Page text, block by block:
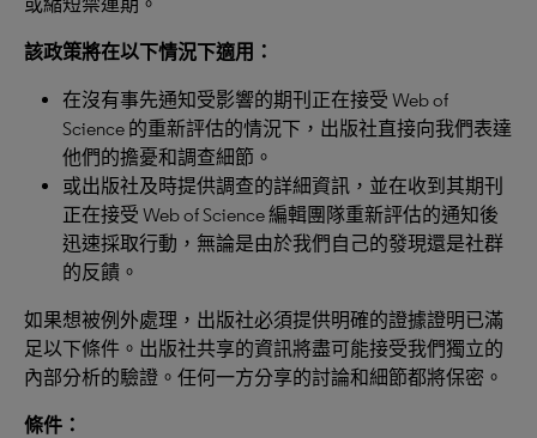
該政策將在以下情況下適用：
在沒有事先通知受影響的期刊正在接受 Web of
Science 的重新評估的情況下，出版社直接向我們表達
他們的擔憂和調查細節。
或出版社及時提供調查的詳細資訊，並在收到其期刊
正在接受 Web of Science 編輯團隊重新評估的通知後
迅速採取行動，無論是由於我們自己的發現還是社群
的反饋。
如果想被例外處理，出版社必須提供明確的證據證明已滿
足以下條件。出版社共享的資訊將盡可能接受我們獨立的
內部分析的驗證。任何一方分享的討論和細節都將保密。
條件：